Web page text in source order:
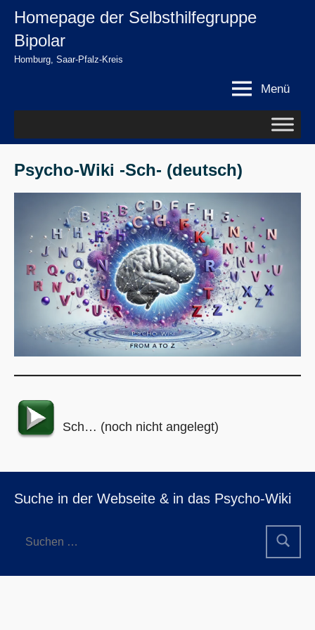
springen
Zum
springen
Homepage der Selbsthilfegruppe
Bipolar
Homburg, Saar-Pfalz-Kreis
Menü
Psycho-Wiki -Sch- (deutsch)
Sch… (noch nicht angelegt)
Suche in der Webseite & in das Psycho-Wiki